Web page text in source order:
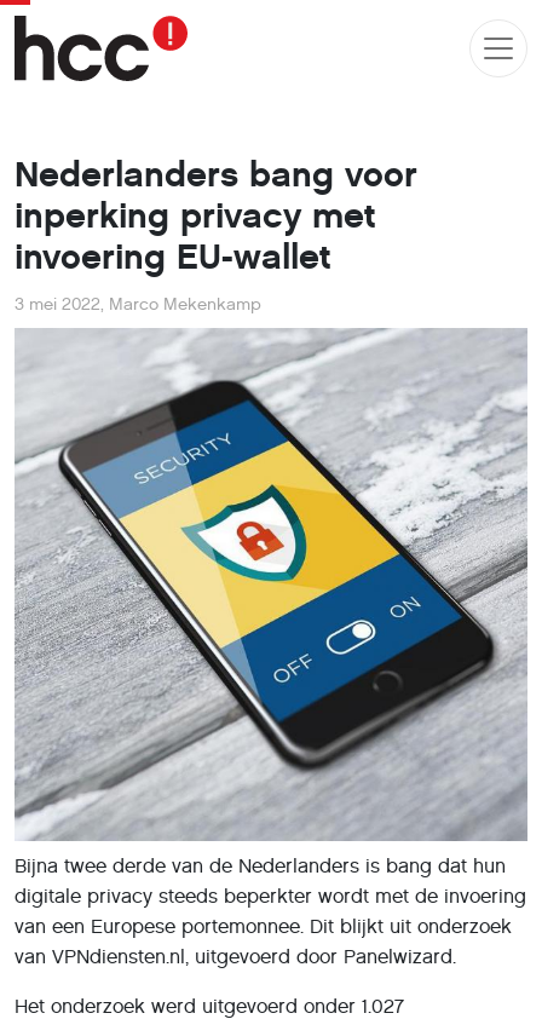
Nederlanders bang voor
inperking privacy met
invoering EU-wallet
3 mei 2022, Marco Mekenkamp
Bijna twee derde van de Nederlanders is bang dat hun
digitale privacy steeds beperkter wordt met de invoering
van een Europese portemonnee. Dit blijkt uit onderzoek
van VPNdiensten.nl, uitgevoerd door Panelwizard.
Het onderzoek werd uitgevoerd onder 1.027